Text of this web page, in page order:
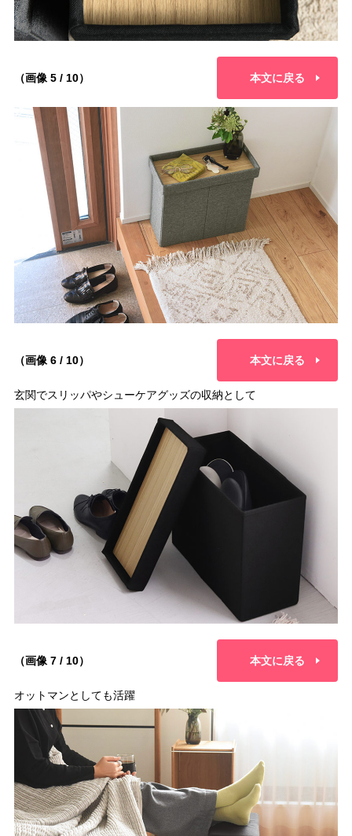
（画像 5 / 10） 本文に戻る
（画像 6 / 10） 本文に戻る
玄関でスリッパやシューケアグッズの収納として
（画像 7 / 10） 本文に戻る
オットマンとしても活躍